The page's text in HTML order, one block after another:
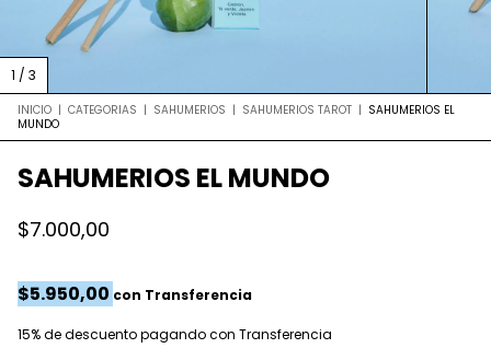
1 / 3
INICIO | CATEGORIAS | SAHUMERIOS | SAHUMERIOS TAROT | SAHUMERIOS EL
MUNDO
SAHUMERIOS EL MUNDO
$7.000,00
$5.950,00 con Transferencia
15% de descuentopagando con Transferencia